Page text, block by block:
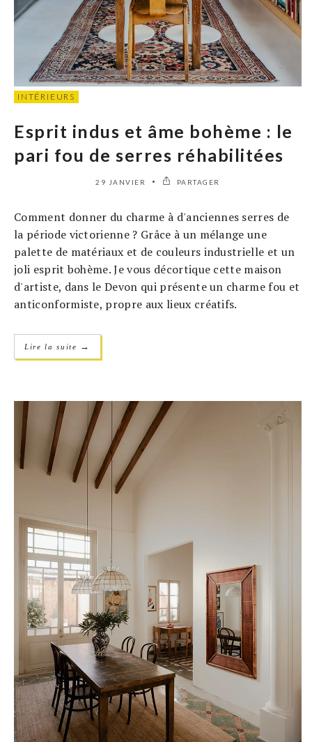
INTÉRIEURS
Esprit indus et âme bohème : le
pari fou de serres réhabilitées
29 JANVIER PARTAGER
Comment donner du charme à d'anciennes serres de
la période victorienne ? Grâce à un mélange une
palette de matériaux et de couleurs industrielle et un
joli esprit bohème. Je vous décortique cette maison
d'artiste, dans le Devon qui présente un charme fou et
anticonformiste, propre aux lieux créatifs.
Lire la suite →